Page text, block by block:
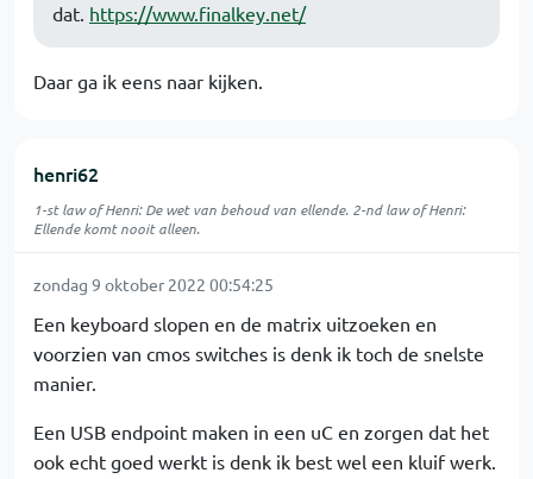
dat. https://www.finalkey.net/
Daar ga ik eens naar kijken.
henri62
1-st law of Henri: De wet van behoud van ellende. 2-nd law of Henri:
Ellende komt nooit alleen.
zondag 9 oktober 2022 00:54:25
Een keyboard slopen en de matrix uitzoeken en
voorzien van cmos switches is denk ik toch de snelste
manier.
Een USB endpoint maken in een uC en zorgen dat het
ook echt goed werkt is denk ik best wel een kluif werk.